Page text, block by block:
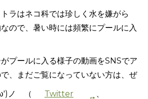
ラはネコ科では珍しく水を嫌がら
ので、暑い時には頻繁にプールに入
プールに入る様子の動画をSNSでア
、まだご覧になっていない方は、ぜ
ノ （
Twitter 、